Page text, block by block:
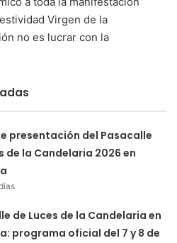
Virgen de la
no es lucrar con la
presentación del Pasacalle
de la Candelaria 2026 en
de Luces de la Candelaria en
programa oficial del 7 y 8 de